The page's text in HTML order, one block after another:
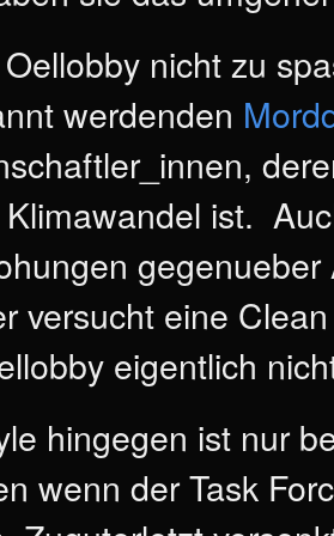
nicht zu
werdenden
ist.
versucht eine
eigentlich
hingegen ist nur
wenn der Task